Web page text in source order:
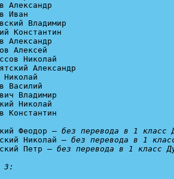
Александр
Иван
Владимир
Константин
Александр
Алексей
Николай
Александр
Николай
Василий
Владимир
Николай
Константин
Феодор — без перевода в 1 класс
Николай — без перевода в 1
Петр — без перевода в 1 класс
3: